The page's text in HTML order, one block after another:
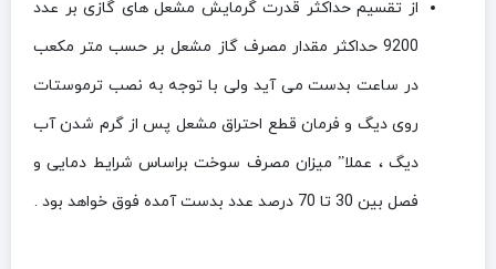
از تقسيم حداکثر قدرت گرمايش مشعل های گازی بر عدد
9200 حداکثر مقدار مصرف گاز مشعل بر حسب متر مکعب
در ساعت بدست می آيد ولی با توجه به نصب ترموستات
روی دیگ و فرمان قطع احتراق مشعل پس از گرم شدن آب
دیگ ، عملا” میزان مصرف سوخت براساس شرایط دمایی و
فصل بین 30 تا 70 درصد عدد بدست آمده فوق خواهد بود .